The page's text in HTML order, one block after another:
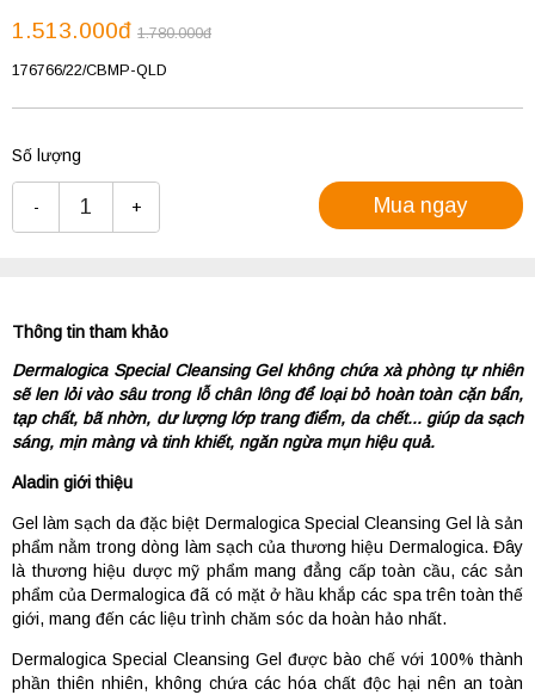
1.513.000đ 1.780.000đ
176766/22/CBMP-QLD
Số lượng
- + Mua ngay
Thông tin tham khảo
Dermalogica Special Cleansing Gel không chứa xà phòng tự nhiên
sẽ len lỏi vào sâu trong lỗ chân lông để loại bỏ hoàn toàn cặn bẩn,
tạp chất, bã nhờn, dư lượng lớp trang điểm, da chết... giúp da sạch
sáng, mịn màng và tinh khiết, ngăn ngừa mụn hiệu quả.
Aladin giới thiệu
Gel làm sạch da đặc biệt Dermalogica Special Cleansing Gel là sản
phẩm nằm trong dòng làm sạch của thương hiệu Dermalogica. Đây
là thương hiệu dược mỹ phẩm mang đẳng cấp toàn cầu, các sản
phẩm của Dermalogica đã có mặt ở hầu khắp các spa trên toàn thế
giới, mang đến các liệu trình chăm sóc da hoàn hảo nhất.
Dermalogica Special Cleansing Gel được bào chế với 100% thành
phần thiên nhiên, không chứa các hóa chất độc hại nên an toàn